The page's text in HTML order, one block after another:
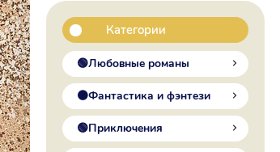
Категории
🟢Любовные романы
🟠Фантастика и фэнтези
🟢Приключения